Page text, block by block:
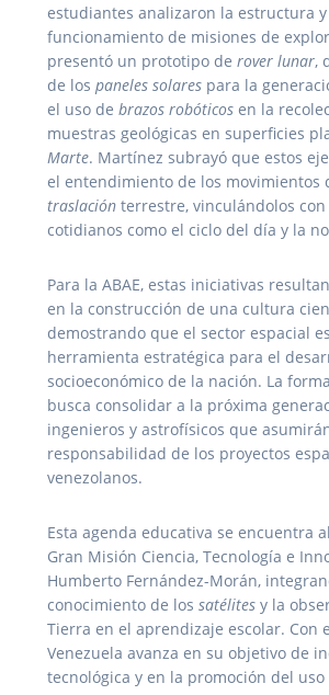
estudiantes analizaron la estructura y
funcionamiento de misiones de
presentó un prototipo de rover lunar,
de los paneles solares para la
el uso de brazos robóticos en la
muestras geológicas en superficies
Marte. Martínez subrayó que estos
el entendimiento de los movimientos
traslación terrestre, vinculándolos con
cotidianos como el ciclo del día y la
Para la ABAE, estas iniciativas
en la construcción de una cultura
demostrando que el sector espacial
herramienta estratégica para el
socioeconómico de la nación. La
busca consolidar a la próxima
ingenieros y astrofísicos que
responsabilidad de los proyectos
venezolanos.
Esta agenda educativa se encuentra
Gran Misión Ciencia, Tecnología e
Humberto Fernández-Morán,
conocimiento de los satélites y la
Tierra en el aprendizaje escolar. Con
Venezuela avanza en su objetivo de
tecnológica y en la promoción del